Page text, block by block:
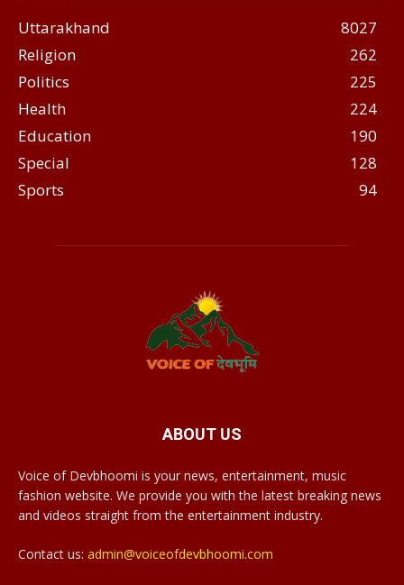
Uttarakhand
8027
Religion
262
Politics
225
Health
224
Education
190
Special
128
Sports
94
ABOUT US
Voice of Devbhoomi is your news, entertainment, music
fashion website. We provide you with the latest breaking news
and videos straight from the entertainment industry.
Contact us: admin@voiceofdevbhoomi.com